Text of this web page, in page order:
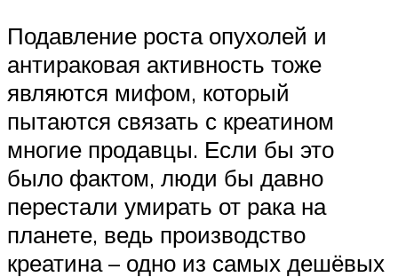
Подавление роста опухолей и
антираковая активность тоже
являются мифом, который
пытаются связать с креатином
многие продавцы. Если бы это
было фактом, люди бы давно
перестали умирать от рака на
планете, ведь производство
креатина – одно из самых дешёвых